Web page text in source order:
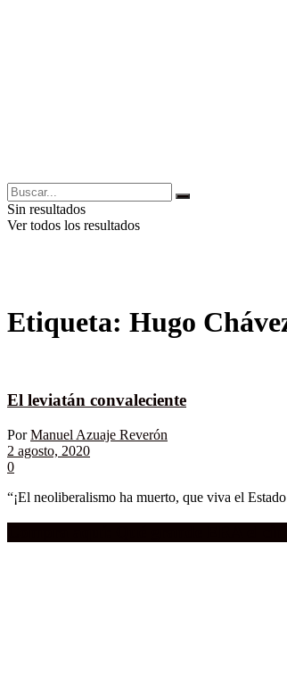
Sin resultados
Ver todos los resultados
Etiqueta: Hugo
El leviatán convaleciente
Por Manuel Azuaje Reverón
2 agosto, 2020
0
“¡El neoliberalismo ha muerto, que viva el